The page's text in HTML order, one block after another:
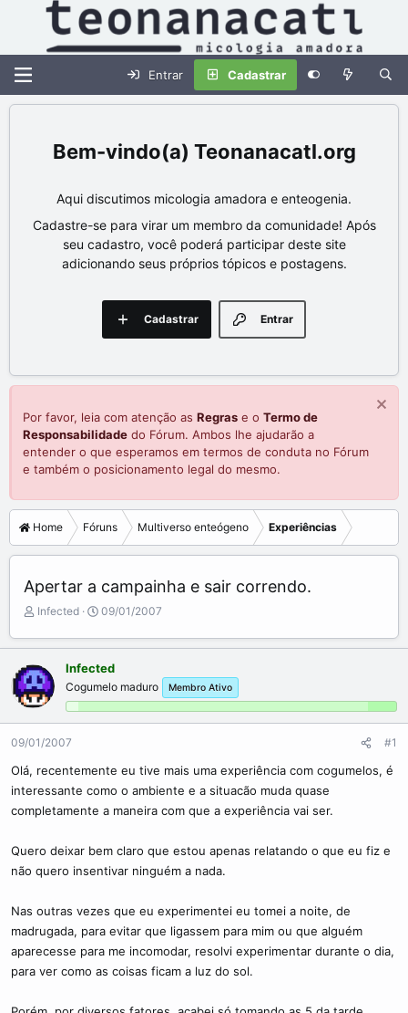
Entrar Cadastrar
Teonanacatl.org
Aqui discutimos micologia amadora e enteogenia.
Cadastre-se para virar um membro da comunidade! Após
seu cadastro, você poderá participar deste site
adicionando seus próprios tópicos e postagens.
Entrar
Cadastrar
Por favor, leia com atenção as Regras e o Termo de
Responsabilidade do Fórum. Ambos lhe ajudarão a
entender o que esperamos em termos de conduta no Fórum
e também o posicionamento legal do mesmo.
Home Fóruns Multiverso enteógeno Experiências
Apertar a campainha e sair correndo.
C
i
d
o
r
d
o
ó
p
i
Infected
D
t
d
e
i
n
i
o
09/01/2007
Infected
Cogumelo maduro Membro Ativo
09/01/2007 #1
Olá, recentemente eu tive mais uma experiência com cogumelos, é
interessante como o ambiente e a situacão muda quase
completamente a maneira com que a experiência vai ser.
Quero deixar bem claro que estou apenas relatando o que eu fiz e
não quero insentivar ninguém a nada.
Nas outras vezes que eu experimentei eu tomei a noite, de
madrugada, para evitar que ligassem para mim ou que alguém
aparecesse para me incomodar, resolvi experimentar durante o dia,
para ver como as coisas ficam a luz do sol.